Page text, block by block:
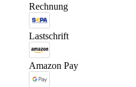
Rechnung
Lastschrift
Amazon Pay